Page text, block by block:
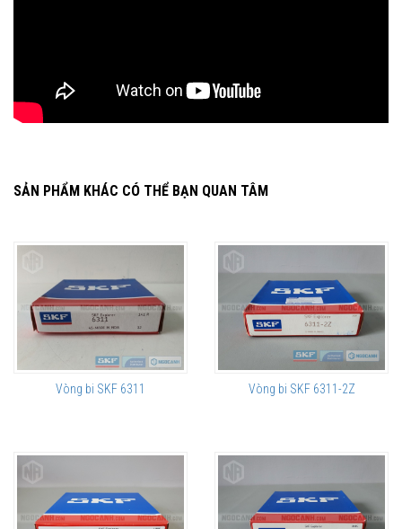
SẢN PHẨM KHÁC CÓ THỂ BẠN QUAN TÂM
Vòng bi SKF 6311 Vòng bi SKF 6311-2Z